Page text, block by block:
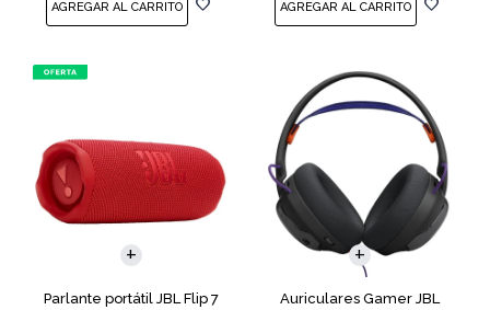
Parlante portátil JBL Flip 7
Auriculares Gamer JBL